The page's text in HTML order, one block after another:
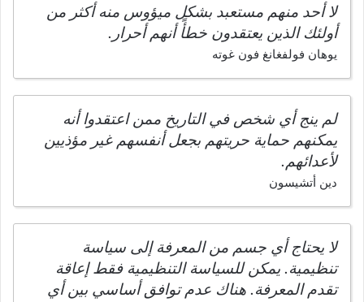
لا أحد منهم مستعبد بشكل ميؤوس منه أكثر من
أولئك الذين يعتقدون خطأً أنهم أحرار.
يوهان فولفغانغ فون غوته
لم ينج أي شخص في التاريخ ممن اعتقدوا أنه
يمكنهم حماية حريتهم بجعل أنفسهم غير مؤذيين
لأعدائهم.
دين أتشيسون
لا يحتاج أي جسم من المعرفة إلى سياسة
تنظيمية. يمكن للسياسة التنظيمية فقط إعاقة
تقدم المعرفة. هناك عدم توافق أساسي بين أي